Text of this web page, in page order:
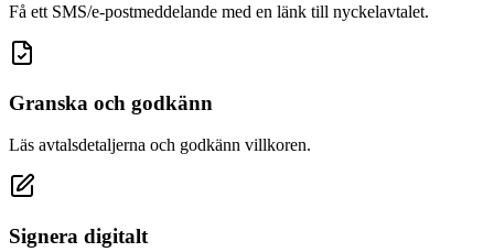
Få ett SMS/e-postmeddelande med en länk till nyckelavtalet.
Granska och godkänn
Läs avtalsdetaljerna och godkänn villkoren.
Signera digitalt